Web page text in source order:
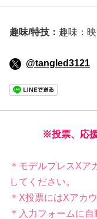
趣味/特技： 趣味：
@tangled3121
※投票、応
＊モデルプレスXア
してください。
＊X投票にはXアカ
＊入力フォームに